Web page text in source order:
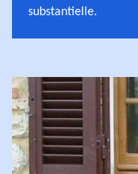
substantielle.